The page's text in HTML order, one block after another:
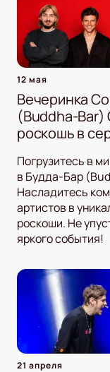
12 мая
Вечеринка
(Buddha-Bar)
роскошь в
Погрузитесь в
в Будда-Бар
Насладитесь
артистов в
роскоши. Не
яркого события!
21 апреля